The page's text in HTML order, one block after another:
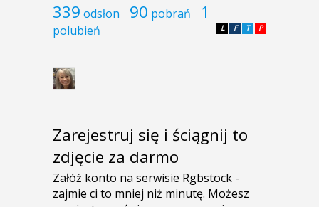
339 odsłon 90 pobrań 1
polubień P
T
F
L
Zarejestruj się i ściągnij to
zdjęcie za darmo